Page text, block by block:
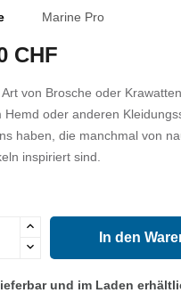
Marine Pro
CHF
Art von Brosche oder
Hemd oder anderen
haben, die manchmal von
inspiriert sind.
In den
und im Laden